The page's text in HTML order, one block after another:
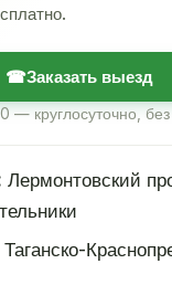
☎Заказать выезд
— круглосуточно,
Лермонтовский
Таганско-